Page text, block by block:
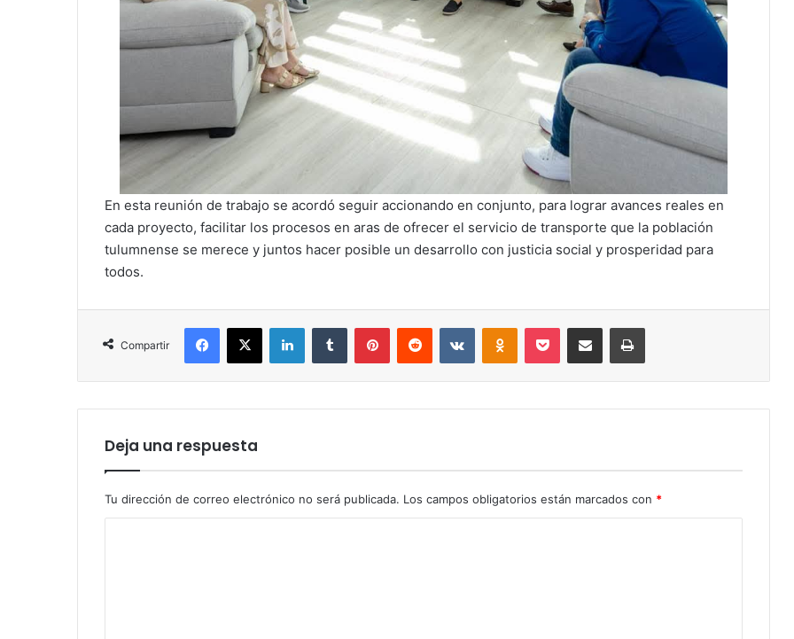
En esta reunión de trabajo se acordó seguir accionando en conjunto, para lograr avances reales en
cada proyecto, facilitar los procesos en aras de ofrecer el servicio de transporte que la población
tulumnense se merece y juntos hacer posible un desarrollo con justicia social y prosperidad para
todos.
Compartir
Facebook
X LinkedInTumblr PinterestReddit VKontakteOdnoklassniki
Pocket Compartir por correo electrónicoImprimir
Deja una respuesta
Tu dirección de correo electrónico no será publicada. Los campos obligatorios están marcados con *